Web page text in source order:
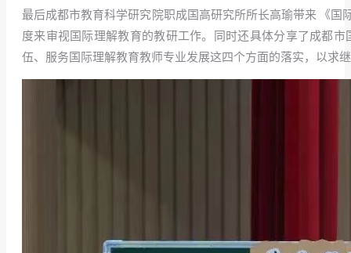
最后成都市教育科学研究院职成国高研究所所长高瑜带来 《
度来审视国际理解教育的教研工作。同时还具体分享了成都
伍、服务国际理解教育教师专业发展这四个方面的落实，以求